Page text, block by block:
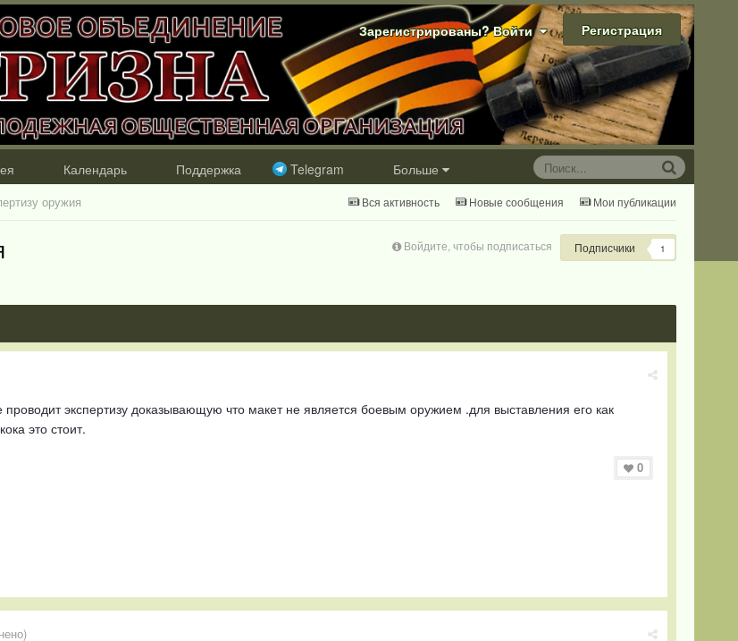
Зарегистрированы? Войти Регистрация
Календарь Поддержка Telegram Больше
Вся активность Новые сообщения Мои публикации
оружия
Войдите, чтобы подписаться Подписчики 1
проводит экспертизу доказывающую что макет не является боевым оружием .для выставления его как
это стоит.
0